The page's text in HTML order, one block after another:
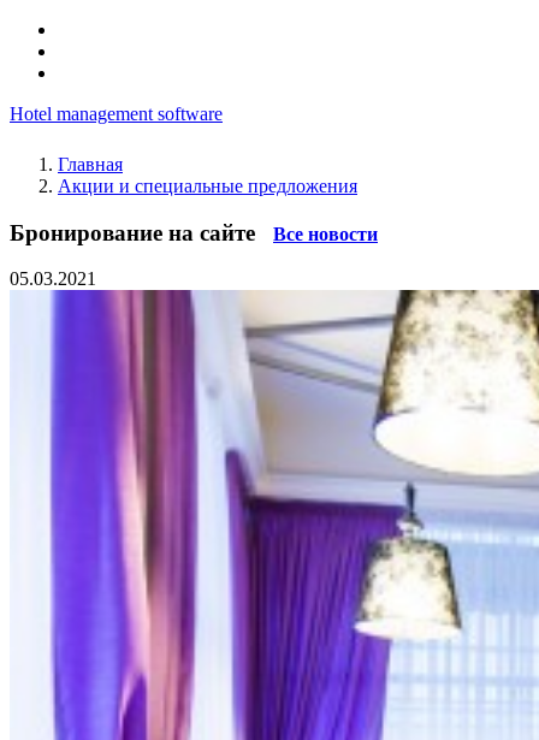
Hotel management software
Главная
Акции и специальные предложения
Бронирование на сайте Все новости
05.03.2021